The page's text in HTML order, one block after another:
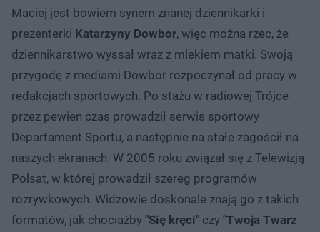
Maciej jest bowiem synem znanej dziennikarki i
prezenterki Katarzyny Dowbor, więc można rzec, że
dziennikarstwo wyssał wraz z mlekiem matki. Swoją
przygodę z mediami Dowbor rozpoczynał od pracy w
redakcjach sportowych. Po stażu w radiowej Trójce
przez pewien czas prowadził serwis sportowy
Departament Sportu, a następnie na stałe zagościł na
naszych ekranach. W 2005 roku związał się z Telewizją
Polsat, w której prowadził szereg programów
rozrywkowych. Widzowie doskonale znają go z takich
formatów, jak chociażby "Się kręci" czy "Twoja Twarz